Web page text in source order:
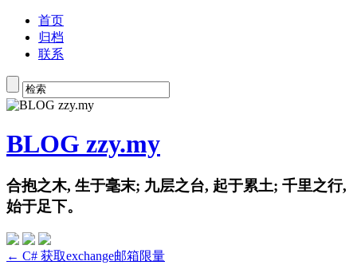
首页
归档
联系
BLOG zzy.my
合抱之木, 生于毫末; 九层之台, 起于累土; 千里之行,
始于足下。
← C# 获取exchange邮箱限量